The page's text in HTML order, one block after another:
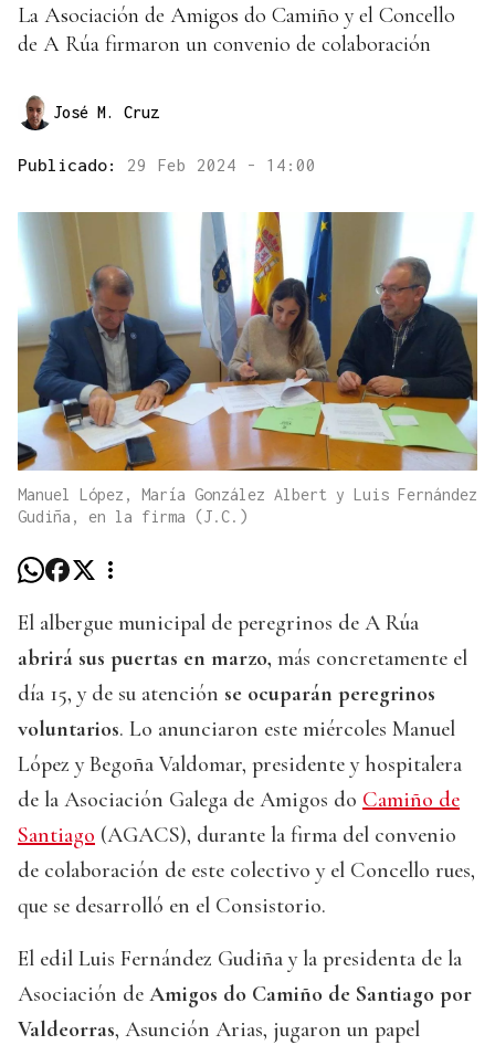
La Asociación de Amigos do Camiño y el Concello
de A Rúa firmaron un convenio de colaboración
José M. Cruz
Publicado: 29 Feb 2024 - 14:00
Manuel López, María González Albert y Luis Fernández
Gudiña, en la firma (J.C.)
El albergue municipal de peregrinos de A Rúa
abrirá sus puertas en marzo, más concretamente el
día 15, y de su atención se ocuparán peregrinos
voluntarios. Lo anunciaron este miércoles Manuel
López y Begoña Valdomar, presidente y hospitalera
de la Asociación Galega de Amigos do Camiño de
Santiago (AGACS), durante la firma del convenio
de colaboración de este colectivo y el Concello rues,
que se desarrolló en el Consistorio.
El edil Luis Fernández Gudiña y la presidenta de la
Asociación de Amigos do Camiño de Santiago por
Valdeorras, Asunción Arias, jugaron un papel